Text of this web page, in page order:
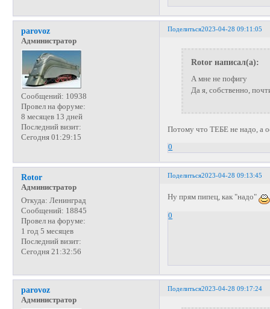
Поделиться2023-04-28 09:11:05
parovoz
Администратор
Сообщений: 10938
Провел на форуме:
8 месяцев 13 дней
Последний визит:
Сегодня 01:29:15
Rotor написал(а):
А мне не пофигу
Да я, собственно,
Потому что ТЕБЕ не надо, а
0
Поделиться2023-04-28 09:13:45
Rotor
Администратор
Откуда: Ленинград
Сообщений: 18845
Провел на форуме:
1 год 5 месяцев
Последний визит:
Сегодня 21:32:56
Ну прям пипец, как "надо"
0
Поделиться2023-04-28 09:17:24
parovoz
Администратор